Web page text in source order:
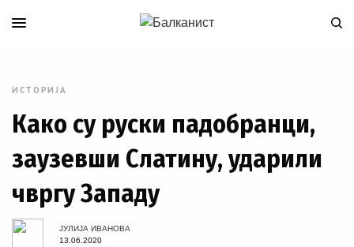
ИСТОРИЈА
Како су руски падобранци,
заузевши Слатину, ударили
чвргу Западу
JУЛИJА ИВАНОВА
13.06.2020